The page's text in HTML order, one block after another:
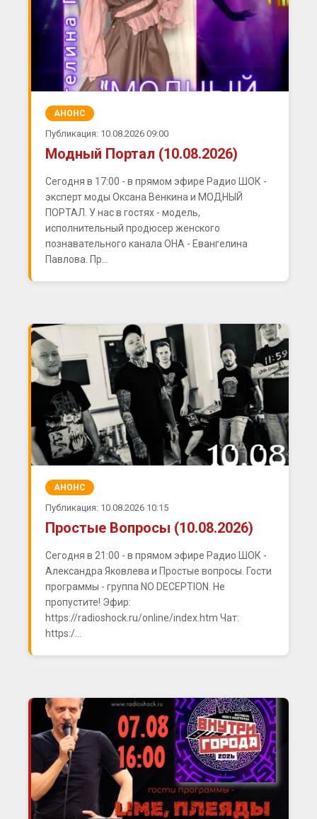
АНОНС
Публикация: 10.08.2026 09:00
Модный Портал (10.08.2026)
Сегодня в 17:00 - в прямом эфире Радио ШОК -
эксперт моды Оксана Венкина и МОДНЫЙ
ПОРТАЛ. У нас в гостях - модель,
исполнительный продюсер женского
познавательного канала ОНА - Евангелина
Павлова. Пр...
АНОНС
Публикация: 10.08.2026 10:15
Простые Вопросы (10.08.2026)
Сегодня в 21:00 - в прямом эфире Радио ШОК -
Александра Яковлева и Простые вопросы. Гости
программы - группа NO DECEPTION. Не
пропустите! Эфир:
https://radioshock.ru/online/index.htm Чат:
https:/...